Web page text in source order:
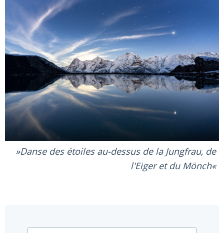
Danse des étoiles au-dessus de la Jungfrau, de
l'Eiger et du Mönch